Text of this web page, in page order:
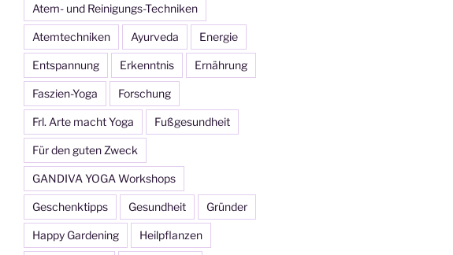
Atem- und Reinigungs-Techniken
Atemtechniken Ayurveda Energie
Entspannung Erkenntnis Ernährung
Faszien-Yoga Forschung
Frl. Arte macht Yoga Fußgesundheit
Für den guten Zweck
GANDIVA YOGA Workshops
Geschenktipps Gesundheit Gründer
Happy Gardening Heilpflanzen